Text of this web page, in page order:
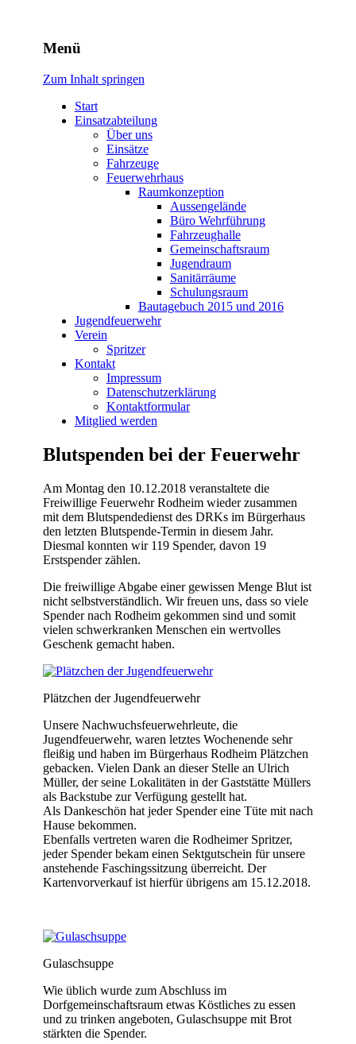
Freiwillige Feuerwehr
Rodheim v.d.H.
Menü
Zum Inhalt springen
Start
Einsatzabteilung
Über uns
Einsätze
Fahrzeuge
Feuerwehrhaus
Raumkonzeption
Aussengelände
Büro Wehrführung
Fahrzeughalle
Gemeinschaftsraum
Jugendraum
Sanitärräume
Schulungsraum
Bautagebuch 2015 und 2016
Jugendfeuerwehr
Verein
Spritzer
Kontakt
Impressum
Datenschutzerklärung
Kontaktformular
Mitglied werden
Blutspenden bei der Feuerwehr
Am Montag den 10.12.2018 veranstaltete die
Freiwillige Feuerwehr Rodheim wieder zusammen
mit dem Blutspendedienst des DRKs im Bürgerhaus
den letzten Blutspende-Termin in diesem Jahr.
Diesmal konnten wir 119 Spender, davon 19
Erstspender zählen.
Die freiwillige Abgabe einer gewissen Menge Blut ist
nicht selbstverständlich. Wir freuen uns, dass so viele
Spender nach Rodheim gekommen sind und somit
vielen schwerkranken Menschen ein wertvolles
Geschenk gemacht haben.
Plätzchen der Jugendfeuerwehr
Unsere Nachwuchsfeuerwehrleute, die
Jugendfeuerwehr, waren letztes Wochenende sehr
fleißig und haben im Bürgerhaus Rodheim Plätzchen
gebacken. Vielen Dank an dieser Stelle an Ulrich
Müller, der seine Lokalitäten in der Gaststätte Müllers
als Backstube zur Verfügung gestellt hat.
Als Dankeschön hat jeder Spender eine Tüte mit nach
Hause bekommen.
Ebenfalls vertreten waren die Rodheimer Spritzer,
jeder Spender bekam einen Sektgutschein für unsere
anstehende Faschingssitzung überreicht. Der
Kartenvorverkauf ist hierfür übrigens am 15.12.2018.
Gulaschsuppe
Wie üblich wurde zum Abschluss im
Dorfgemeinschaftsraum etwas Köstliches zu essen
und zu trinken angeboten, Gulaschsuppe mit Brot
stärkten die Spender.